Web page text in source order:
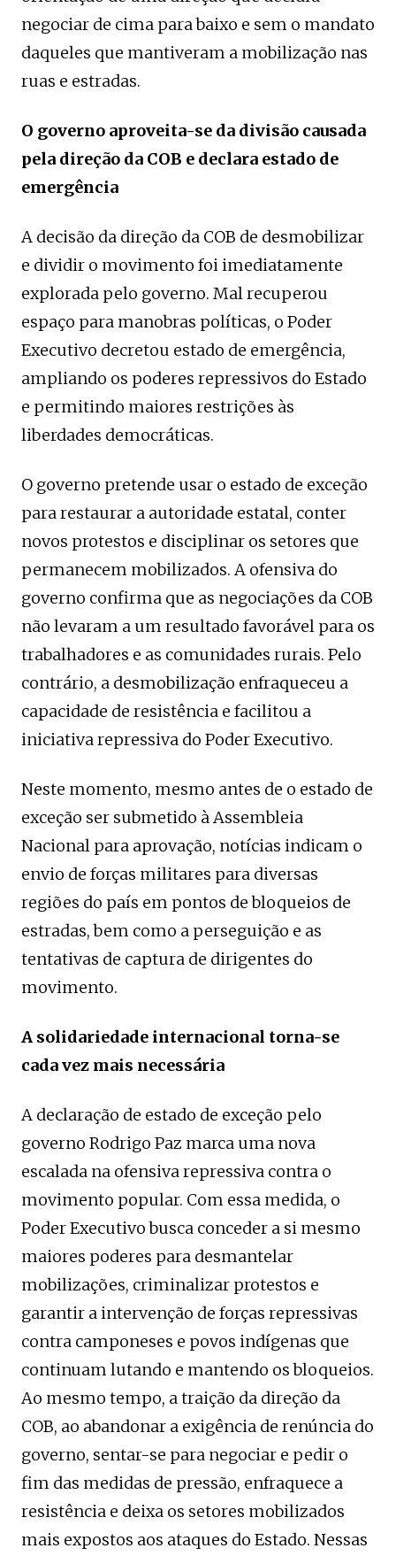
negociar de cima para baixo e sem o mandato
daqueles que mantiveram a mobilização nas
ruas e estradas.
O governo aproveita-se da divisão causada
pela direção da COB e declara estado de
emergência
A decisão da direção da COB de desmobilizar
e dividir o movimento foi imediatamente
explorada pelo governo. Mal recuperou
espaço para manobras políticas, o Poder
Executivo decretou estado de emergência,
ampliando os poderes repressivos do Estado
e permitindo maiores restrições às
liberdades democráticas.
O governo pretende usar o estado de exceção
para restaurar a autoridade estatal, conter
novos protestos e disciplinar os setores que
permanecem mobilizados. A ofensiva do
governo confirma que as negociações da COB
não levaram a um resultado favorável para os
trabalhadores e as comunidades rurais. Pelo
contrário, a desmobilização enfraqueceu a
capacidade de resistência e facilitou a
iniciativa repressiva do Poder Executivo.
Neste momento, mesmo antes de o estado de
exceção ser submetido à Assembleia
Nacional para aprovação, notícias indicam o
envio de forças militares para diversas
regiões do país em pontos de bloqueios de
estradas, bem como a perseguição e as
tentativas de captura de dirigentes do
movimento.
A solidariedade internacional torna-se
cada vez mais necessária
A declaração de estado de exceção pelo
governo Rodrigo Paz marca uma nova
escalada na ofensiva repressiva contra o
movimento popular. Com essa medida, o
Poder Executivo busca conceder a si mesmo
maiores poderes para desmantelar
mobilizações, criminalizar protestos e
garantir a intervenção de forças repressivas
contra camponeses e povos indígenas que
continuam lutando e mantendo os bloqueios.
Ao mesmo tempo, a traição da direção da
COB, ao abandonar a exigência de renúncia do
governo, sentar-se para negociar e pedir o
fim das medidas de pressão, enfraquece a
resistência e deixa os setores mobilizados
mais expostos aos ataques do Estado. Nessas